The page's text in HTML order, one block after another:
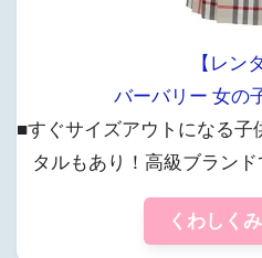
【レン
バーバリー 女の
■すぐサイズアウトになる
タルもあり！高級ブランド
くわしく